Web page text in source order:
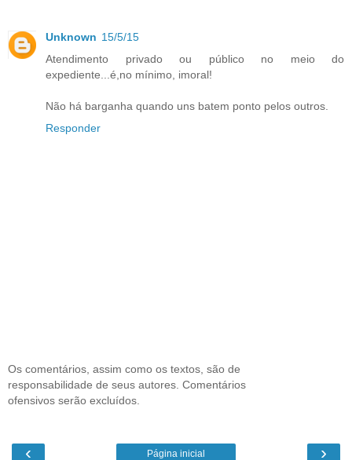
Unknown 15/5/15
Atendimento privado ou público no meio do
expediente...é,no mínimo, imoral!
Não há barganha quando uns batem ponto pelos outros.
Responder
Os comentários, assim como os textos, são de
responsabilidade de seus autores. Comentários
ofensivos serão excluídos.
‹ ›
Página inicial